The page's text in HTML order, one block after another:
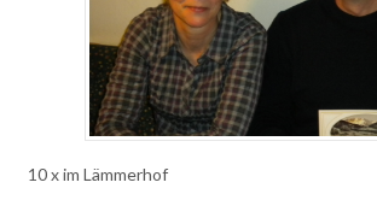
10 x im Lämmerhof